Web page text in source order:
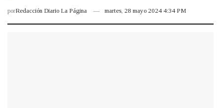
porRedacción Diario La Página martes, 28 mayo 2024 4:34 PM